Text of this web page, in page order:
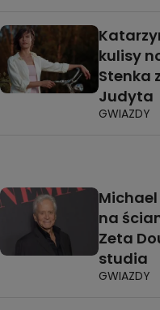
kulisy
Stenka
Judyta
GWIAZDY
na
Zeta
studia
GWIAZDY